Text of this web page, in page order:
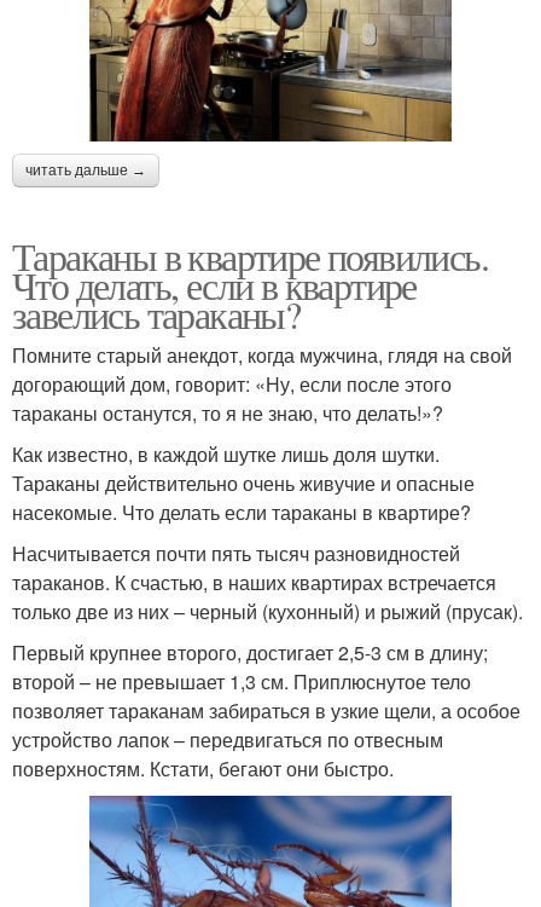
читать дальше →
Тараканы в квартире появились.
Что делать, если в квартире
завелись тараканы?
Помните старый анекдот, когда мужчина, глядя на свой
догорающий дом, говорит: «Ну, если после этого
тараканы останутся, то я не знаю, что делать!»?
Как известно, в каждой шутке лишь доля шутки.
Тараканы действительно очень живучие и опасные
насекомые. Что делать если тараканы в квартире?
Насчитывается почти пять тысяч разновидностей
тараканов. К счастью, в наших квартирах встречается
только две из них – черный (кухонный) и рыжий (прусак).
Первый крупнее второго, достигает 2,5-3 см в длину;
второй – не превышает 1,3 см. Приплюснутое тело
позволяет тараканам забираться в узкие щели, а особое
устройство лапок – передвигаться по отвесным
поверхностям. Кстати, бегают они быстро.